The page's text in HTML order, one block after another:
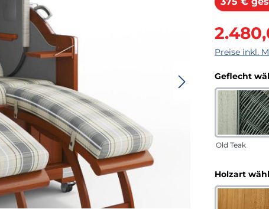
Preise inkl.
Geflecht
Old Teak
Holzart